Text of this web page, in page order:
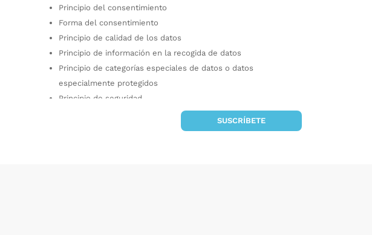
Principio del consentimiento
Forma del consentimiento
Principio de calidad de los datos
Principio de información en la recogida de datos
Principio de categorías especiales de datos o datos
especialmente protegidos
Principio de seguridad
Principio de confidencialidad / deber de secreto
Comunicación de datos a tercero
SUSCRÍBETE